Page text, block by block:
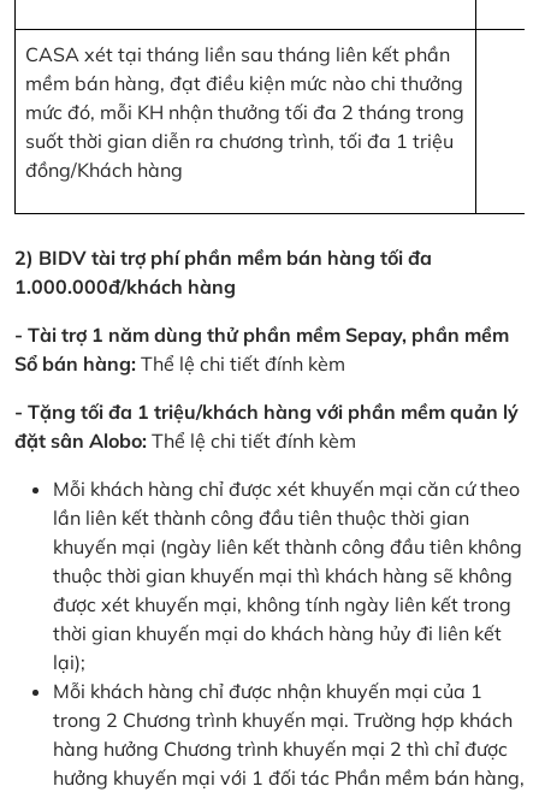
CASA xét tại tháng liền sau tháng liên kết phần
mềm bán hàng, đạt điều kiện mức nào chi thưởng
mức đó, mỗi KH nhận thưởng tối đa 2 tháng trong
suốt thời gian diễn ra chương trình, tối đa 1 triệu
đồng/Khách hàng
2) BIDV tài trợ phí phần mềm bán hàng tối đa
1.000.000đ/khách hàng
- Tài trợ 1 năm dùng thử phần mềm Sepay, phần mềm
Sổ bán hàng: Thể lệ chi tiết đính kèm
- Tặng tối đa 1 triệu/khách hàng với phần mềm quản lý
đặt sân Alobo: Thể lệ chi tiết đính kèm
Mỗi khách hàng chỉ được xét khuyến mại căn cứ theo
lần liên kết thành công đầu tiên thuộc thời gian
khuyến mại (ngày liên kết thành công đầu tiên không
thuộc thời gian khuyến mại thì khách hàng sẽ không
được xét khuyến mại, không tính ngày liên kết trong
thời gian khuyến mại do khách hàng hủy đi liên kết
lại);
Mỗi khách hàng chỉ được nhận khuyến mại của 1
trong 2 Chương trình khuyến mại. Trường hợp khách
hàng hưởng Chương trình khuyến mại 2 thì chỉ được
hưởng khuyến mại với 1 đối tác Phần mềm bán hàng,